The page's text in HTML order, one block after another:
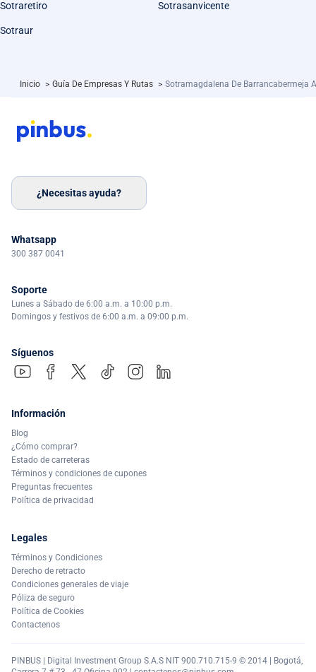
Sotraretiro Sotrasanvicente
Sotraur
Inicio > Guía De Empresas Y Rutas > Sotramagdalena De Barrancabermeja
¿Necesitas ayuda?
Whatsapp
300 387 0041
Soporte
Lunes a Sábado de 6:00 a.m. a 10:00 p.m.
Domingos y festivos de 6:00 a.m. a 09:00 p.m.
Síguenos
Información
Blog
¿Cómo comprar?
Estado de carreteras
Términos y condiciones de cupones
Preguntas frecuentes
Política de privacidad
Legales
Términos y Condiciones
Derecho de retracto
Condiciones generales de viaje
Póliza de seguro
Política de Cookies
Contactenos
PINBUS | Digital Investment Group S.A.S NIT 900.710.715-9 © 2014 | Bogotá,